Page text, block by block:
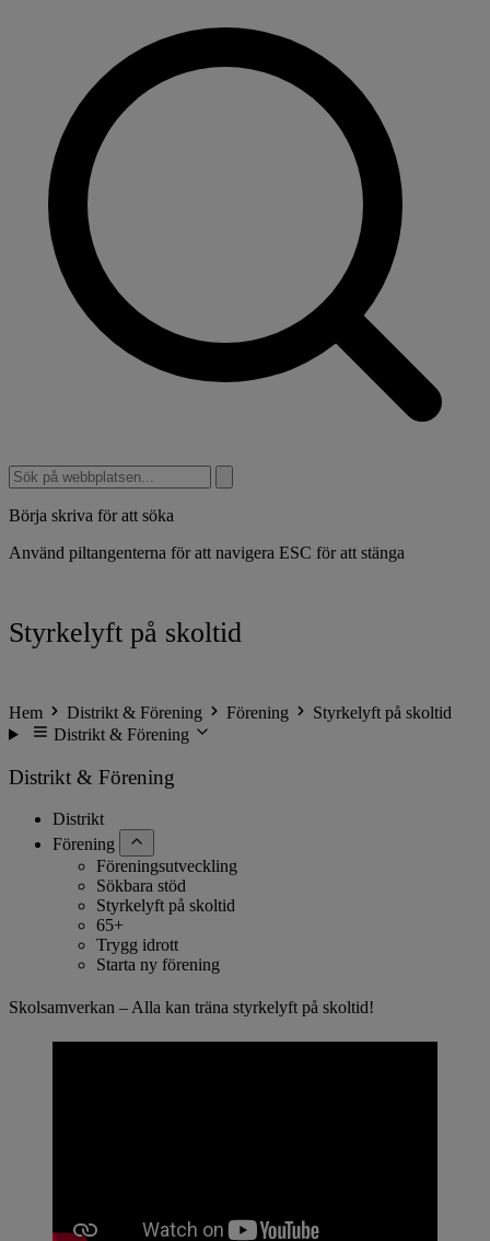
Börja skriva för att söka
Använd piltangenterna för att navigera ESC för att stänga
Styrkelyft på skoltid
Hem Distrikt & Förening Förening
Styrkelyft på skoltid
Distrikt & Förening
Distrikt & Förening
Distrikt
Förening
Föreningsutveckling
Sökbara stöd
Styrkelyft på skoltid
65+
Trygg idrott
Starta ny förening
Skolsamverkan – Alla kan träna styrkelyft på skoltid!